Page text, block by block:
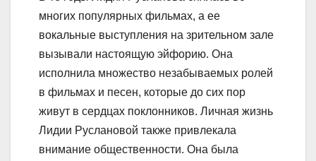
многих популярных фильмах, а ее
вокальные выступления на зрительном зале
вызывали настоящую эйфорию. Она
исполнила множество незабываемых ролей
в фильмах и песен, которые до сих пор
живут в сердцах поклонников. Личная жизнь
Лидии Руслановой также привлекала
внимание общественности. Она была